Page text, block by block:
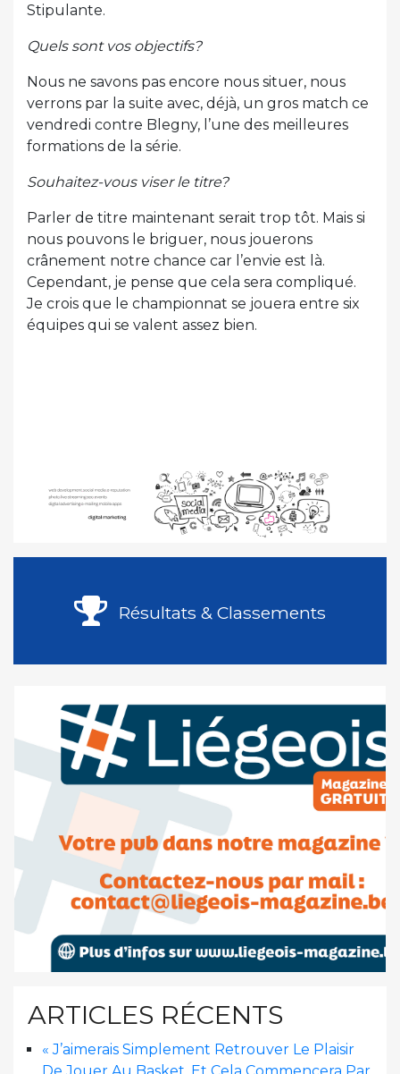
Stipulante.
Quels sont vos objectifs?
Nous ne savons pas encore nous situer, nous
verrons par la suite avec, déjà, un gros match ce
vendredi contre Blegny, l’une des meilleures
formations de la série.
Souhaitez-vous viser le titre?
Parler de titre maintenant serait trop tôt. Mais si
nous pouvons le briguer, nous jouerons
crânement notre chance car l’envie est là.
Cependant, je pense que cela sera compliqué.
Je crois que le championnat se jouera entre six
équipes qui se valent assez bien.
Résultats & Classements
ARTICLES RÉCENTS
« J’aimerais Simplement Retrouver Le Plaisir